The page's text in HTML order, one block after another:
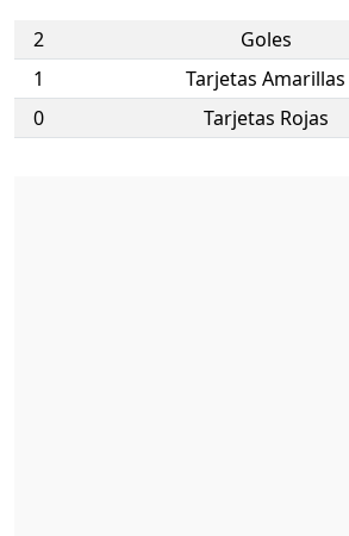
2 Goles
1
Tarjetas Amarillas
0
Tarjetas Rojas